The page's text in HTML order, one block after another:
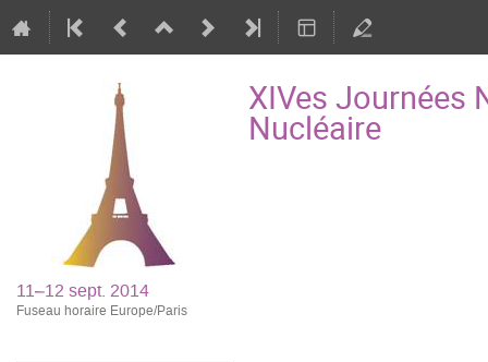
XIVes Journées
Nucléaire
11–12 sept. 2014
Fuseau horaire Europe/Paris